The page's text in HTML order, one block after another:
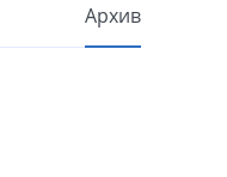
Архив